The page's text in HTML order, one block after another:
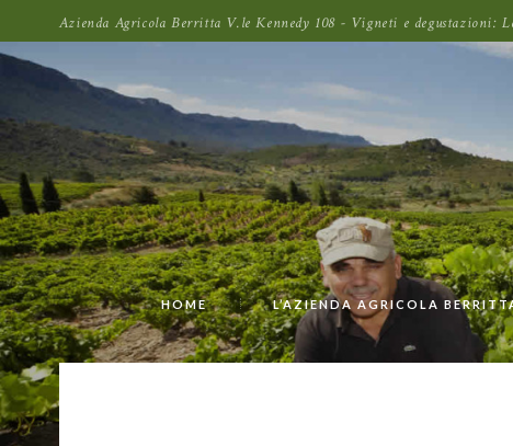
Azienda Agricola Berritta V.le Kennedy 108 - Vigneti e degustazioni:
HOME L’AZIENDA AGRICOLA